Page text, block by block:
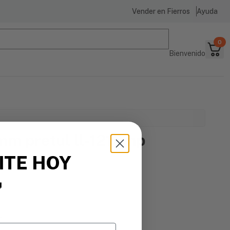
Vender en Fierros Ayuda
Bienvenido
0
pretul ll-1212mp
HOY